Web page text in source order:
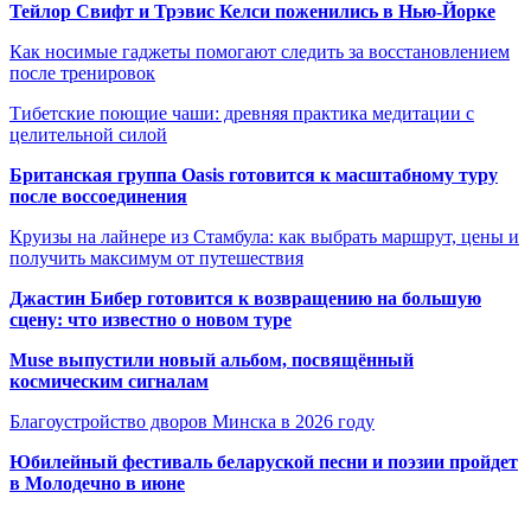
Тейлор Свифт и Трэвис Келси поженились в Нью-Йорке
Как носимые гаджеты помогают следить за восстановлением
после тренировок
Тибетские поющие чаши: древняя практика медитации с
целительной силой
Британская группа Oasis готовится к масштабному туру
после воссоединения
Круизы на лайнере из Стамбула: как выбрать маршрут, цены и
получить максимум от путешествия
Джастин Бибер готовится к возвращению на большую
сцену: что известно о новом туре
Muse выпустили новый альбом, посвящённый
космическим сигналам
Благоустройство дворов Минска в 2026 году
Юбилейный фестиваль беларуской песни и поэзии пройдет
в Молодечно в июне